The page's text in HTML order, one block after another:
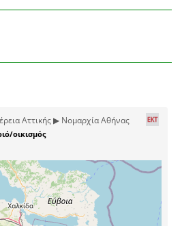
Αττικής ▶ Νομαρχία Αθήνας
οικισμός